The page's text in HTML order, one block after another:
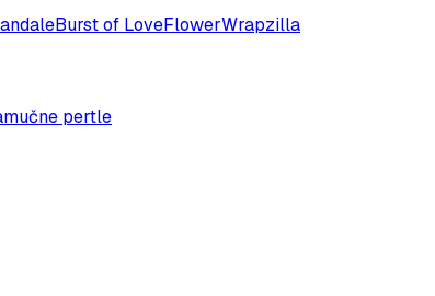
Burst of LoveFlowerWrapzilla
pertle